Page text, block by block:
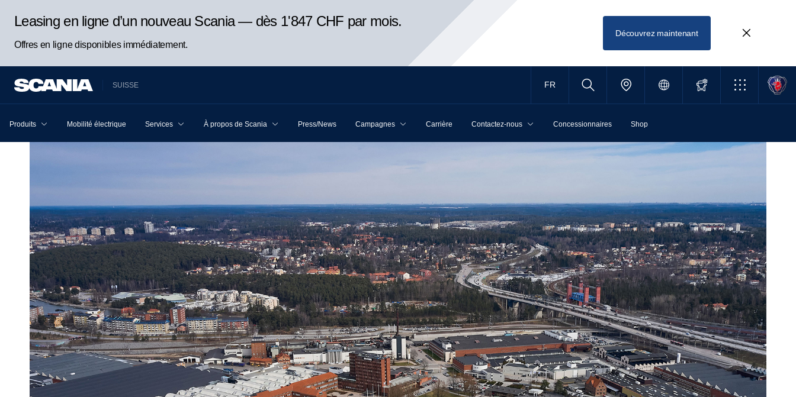
Leasing en ligne d’un nouveau Scania — dès 1'847 CHF par mois.
Offres en ligne disponibles immédiatement.
Découvrez maintenant
SUISSE FR
Produits Mobilité électrique Services À propos de Scania Press/News Campagnes Carrière Contactez-nous Concessionnaires Shop